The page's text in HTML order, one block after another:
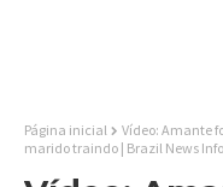
Página inicial
Vídeo: Amante
marido traindo | Brazil News